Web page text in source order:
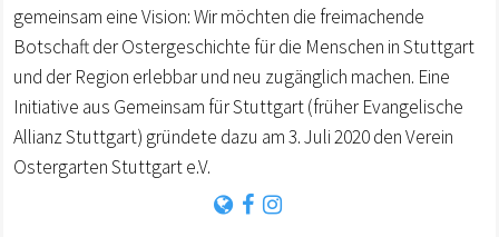
gemeinsam eine Vision: Wir möchten die freimachende
Botschaft der Ostergeschichte für die Menschen in Stuttgart
und der Region erlebbar und neu zugänglich machen. Eine
Initiative aus Gemeinsam für Stuttgart (früher Evangelische
Allianz Stuttgart) gründete dazu am 3. Juli 2020 den Verein
Ostergarten Stuttgart e.V.